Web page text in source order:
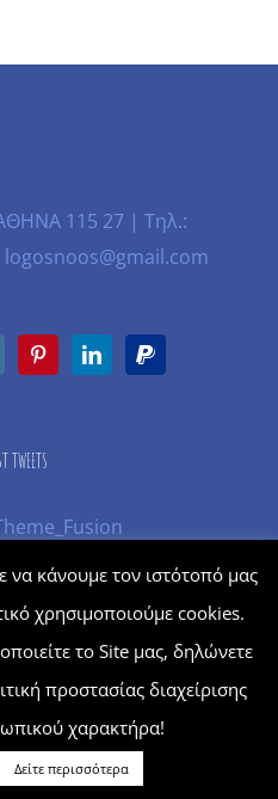
115 27 | Τηλ.:
TWEETS
byMoving Up
κάνουμε τον ιστότοπό μας
χρησιμοποιούμε cookies.
το Site μας, δηλώνετε
προστασίας διαχείρισης
χαρακτήρα!
Δείτε περισσότερα